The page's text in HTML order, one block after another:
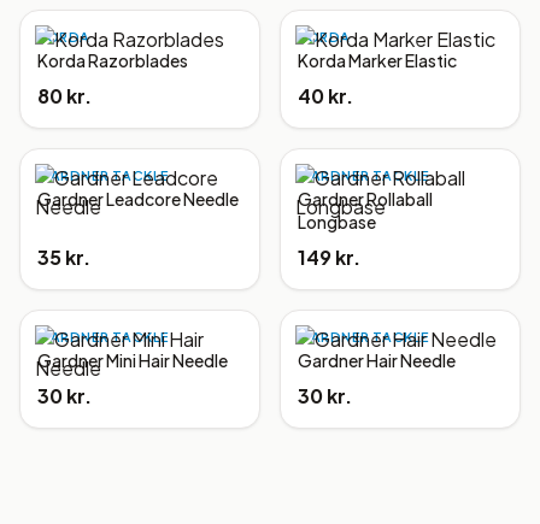
KORDA
Korda Razorblades
80 kr.
KORDA
Korda Marker Elastic
40 kr.
GARDNER TACKLE
Gardner Leadcore Needle
35 kr.
GARDNER TACKLE
Gardner Rollaball
Longbase
149 kr.
GARDNER TACKLE
Gardner Mini Hair Needle
30 kr.
GARDNER TACKLE
Gardner Hair Needle
30 kr.